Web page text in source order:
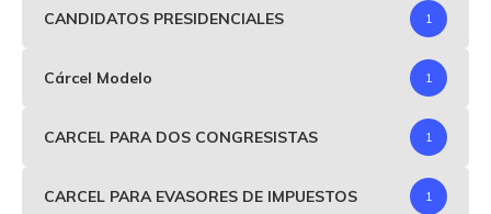
CANDIDATOS PRESIDENCIALES 1
Cárcel Modelo 1
CARCEL PARA DOS CONGRESISTAS 1
CARCEL PARA EVASORES DE IMPUESTOS 1